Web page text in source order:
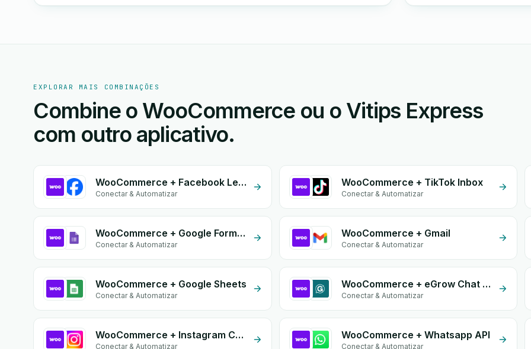
EXPLORAR MAIS COMBINAÇÕES
Combine o WooCommerce ou o Vitips Express
com outro aplicativo.
WooCommerce + Facebook Leads
Conectar & Automatizar
WooCommerce + TikTok Inbox
Conectar & Automatizar
WooCommerce + Google Form Integration
Conectar & Automatizar
WooCommerce + Gmail
Conectar & Automatizar
WooCommerce + Google Sheets
Conectar & Automatizar
WooCommerce + eGrow Chat Widget
Conectar & Automatizar
WooCommerce + Instagram Comment
Conectar & Automatizar
WooCommerce + Whatsapp API
Conectar & Automatizar